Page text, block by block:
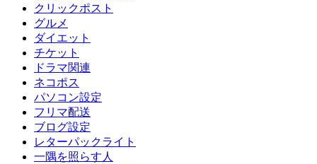
クリックポスト
グルメ
ダイエット
チケット
ドラマ関連
ネコポス
パソコン設定
フリマ配送
ブログ設定
レターパックライト
一隅を照らす人